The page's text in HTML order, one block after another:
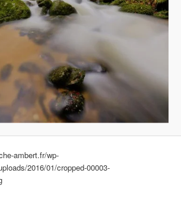
ambert.fr/wp-
2016/01/cropped-00003-